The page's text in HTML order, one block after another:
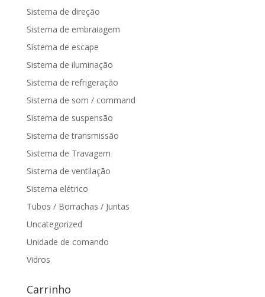
Sistema de direção
Sistema de embraiagem
Sistema de escape
Sistema de iluminação
Sistema de refrigeração
Sistema de som / command
Sistema de suspensão
Sistema de transmissão
Sistema de Travagem
Sistema de ventilação
Sistema elétrico
Tubos / Borrachas / Juntas
Uncategorized
Unidade de comando
Vidros
Carrinho